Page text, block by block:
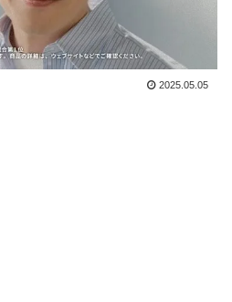
2025.05.05